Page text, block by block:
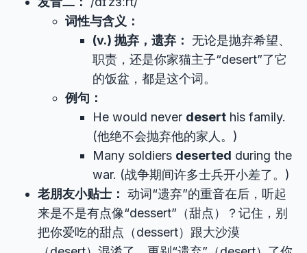
词性与含义：
(v.) 抛弃，遗弃：
无论是抛弃希望、
职责，还是你家猫主子“desert”了它
的饭盆，都是这个词。
例句：
He would never desert his family.
(他绝不会抛弃他的家人。)
Many soldiers deserted during the
war. (战争期间许多士兵开小差了。)
老朋友小贴士： 动词“遗弃”的重音在后，听起
来是不是有点像“dessert”（甜点）？记住，别
把你爱吃的甜点（dessert）跟大沙漠